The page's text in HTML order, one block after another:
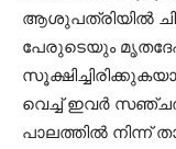
ആശുപത്രിയിൽ
പേരുടെയും
വെച്ച് ഇവർ
പാലത്തിൽ നിന്ന്